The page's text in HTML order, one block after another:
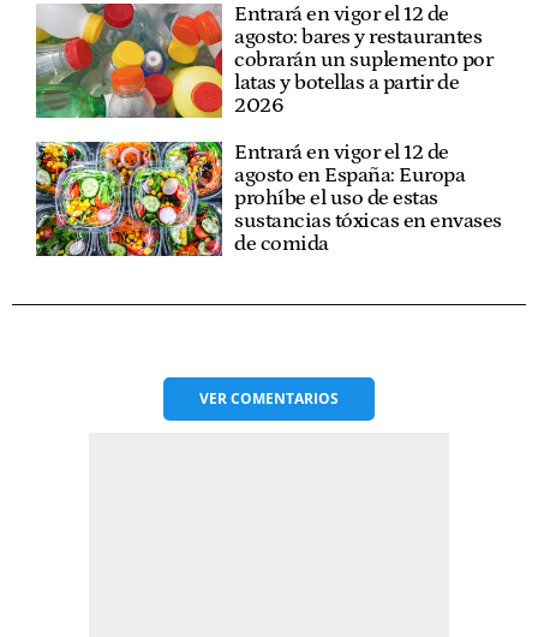
Entrará en vigor el 12 de
agosto: bares y restaurantes
cobrarán un suplemento por
latas y botellas a partir de
2026
Entrará en vigor el 12 de
agosto en España: Europa
prohíbe el uso de estas
sustancias tóxicas en envases
de comida
VERCOMENTARIOS